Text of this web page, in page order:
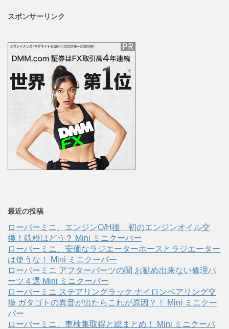
スポンサーリンク
最近の投稿
ローバーミニ、エンジンO/H後 初のエンジンオイル交
換！鉄粉はどう？ Mini ミニクーパー
ローバーミニ、安価なラジエーターホースとラジエーター
は使うな！ Mini ミニクーパー
ローバーミニ アフターパーツの闇 お勧め出来ない修理パ
ーツ４選 Mini ミニクーパー
ローバーミニ ステアリングラック ナイロンベアリング交
換 ガタゴトの異音が出たらこれが原因？！ Mini ミニクー
パー
ローバーミニ、車検集取得と総まとめ！ Mini ミニクーパ